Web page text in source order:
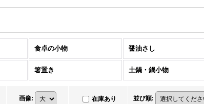
食卓の小物 醤油さし
箸置き 土鍋・鍋小物
画像: 在庫あり 並び順: